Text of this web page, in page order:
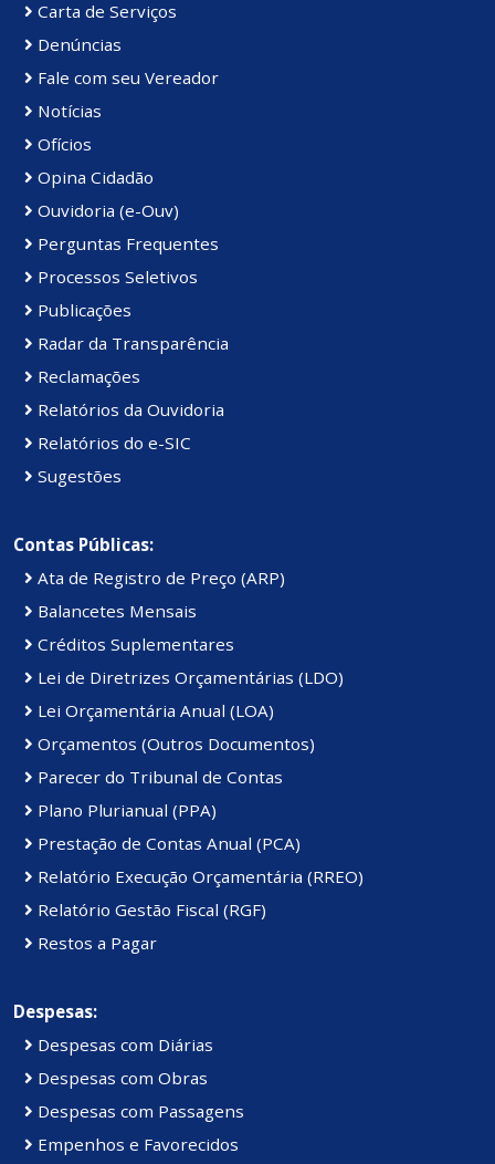
Carta de Serviços
Denúncias
Fale com seu Vereador
Notícias
Ofícios
Opina Cidadão
Ouvidoria (e-Ouv)
Perguntas Frequentes
Processos Seletivos
Publicações
Radar da Transparência
Reclamações
Relatórios da Ouvidoria
Relatórios do e-SIC
Sugestões
Contas Públicas:
Ata de Registro de Preço (ARP)
Balancetes Mensais
Créditos Suplementares
Lei de Diretrizes Orçamentárias (LDO)
Lei Orçamentária Anual (LOA)
Orçamentos (Outros Documentos)
Parecer do Tribunal de Contas
Plano Plurianual (PPA)
Prestação de Contas Anual (PCA)
Relatório Execução Orçamentária (RREO)
Relatório Gestão Fiscal (RGF)
Restos a Pagar
Despesas:
Despesas com Diárias
Despesas com Obras
Despesas com Passagens
Empenhos e Favorecidos